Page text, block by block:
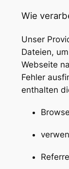
Wie
Unser
Dateien,
Webseite
Fehler
enthalten